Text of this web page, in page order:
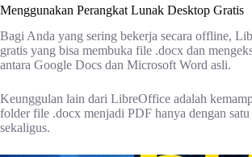
Menggunakan Perangkat Lunak Desktop Gratis
Bagi Anda yang sering bekerja secara offline,
gratis yang bisa membuka file .docx dan
antara Google Docs dan Microsoft Word asli.
Keunggulan lain dari LibreOffice adalah
folder file .docx menjadi PDF hanya dengan
sekaligus.